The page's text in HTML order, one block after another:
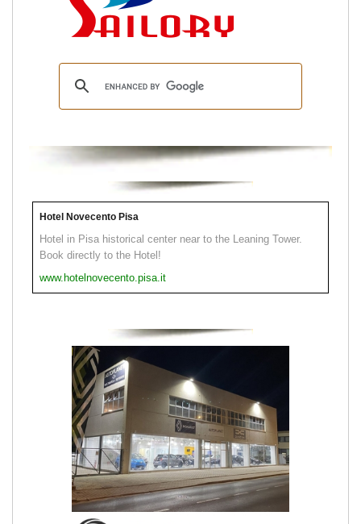
Hotel Novecento Pisa
Hotel in Pisa historical center near to the Leaning Tower.
Book directly to the Hotel!
www.hotelnovecento.pisa.it